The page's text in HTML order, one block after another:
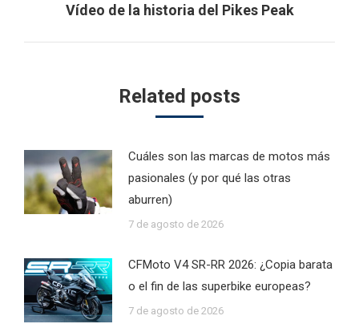
Next
Vídeo de la historia del Pikes Peak
Related posts
Cuáles son las marcas de motos más
pasionales (y por qué las otras
aburren)
7 de agosto de 2026
CFMoto V4 SR-RR 2026: ¿Copia barata
o el fin de las superbike europeas?
7 de agosto de 2026